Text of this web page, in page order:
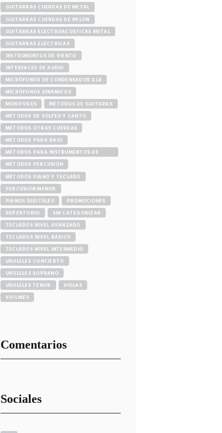
GUITARRAS CUERDAS DE METAL
GUITARRAS CUERDAS DE NYLON
GUITARRAS ELECTROACÚSTICAS METAL
GUITARRAS ELÉCTRICAS
INSTRUMENTOS DE VIENTO
INTERFACES DE AUDIO
MICRÓFONOS DE CONDENSADOR XLR
MICRÓFONOS DINÁMICOS
MONITORES
MÉTODOS DE GUITARRA
MÉTODOS DE SOLFEO Y CANTO
MÉTODOS OTRAS CUERDAS
MÉTODOS PARA BAJO
MÉTODOS PARA INSTRUMENTOS DE
VIENTO
MÉTODOS PERCUSIÓN
MÉTODOS PIANO Y TECLADO
PERCUSIÓN MENOR
PIANOS DIGITALES
PROMOCIONES
REPERTORIO
SIN CATEGORIZAR
TECLADOS NIVEL AVANZADO
TECLADOS NIVEL BÁSICO
TECLADOS NIVEL INTERMEDIO
UKULELES CONCIERTO
UKULELES SOPRANO
UKULELES TENOR
VIOLAS
VIOLINES
Comentarios
Sociales